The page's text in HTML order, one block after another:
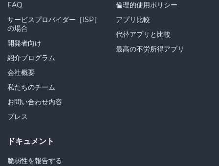
FAQ
サービスプロバイダー［ISP］
の場合
開発者向け
紹介プログラム
会社概要
私たちのチーム
お問い合わせ内容
プレス
倫理的使用ポリシー
アプリ比較
代替アプリと比較
最高の不労所得アプリ
ドキュメント
脆弱性を報告する